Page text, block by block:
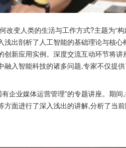
变人类的生活与工作方式?主题为“
出剖析了人工智能的基础理论与核
新应用实例。深度交流互动环节将
入智能科技的诸多问题,专家不仅提
企业媒体运营管理”的专题讲座。期
方面进行了深入浅出的讲解,分析了当